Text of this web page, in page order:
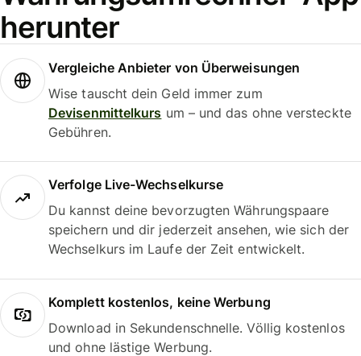
herunter
Vergleiche Anbieter von Überweisungen
Wise tauscht dein Geld immer zum
Devisenmittelkurs um – und das ohne versteckte
Gebühren.
Verfolge Live-Wechselkurse
Du kannst deine bevorzugten Währungspaare
speichern und dir jederzeit ansehen, wie sich der
Wechselkurs im Laufe der Zeit entwickelt.
Komplett kostenlos, keine Werbung
Download in Sekundenschnelle. Völlig kostenlos
und ohne lästige Werbung.